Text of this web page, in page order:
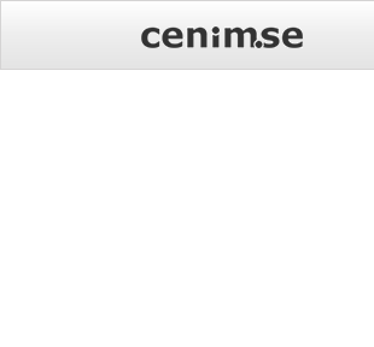
content